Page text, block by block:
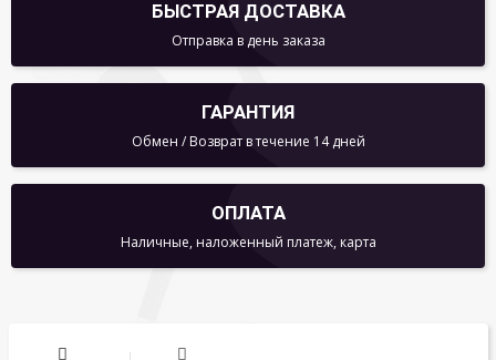
БЫСТРАЯ ДОСТАВКА
Отправка в день заказа
ГАРАНТИЯ
Обмен / Возврат в течение 14 дней
ОПЛАТА
Наличные, наложенный платеж, карта